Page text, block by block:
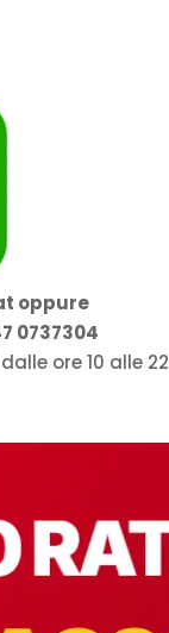
oppure
0737304
dalle ore 10 alle 22